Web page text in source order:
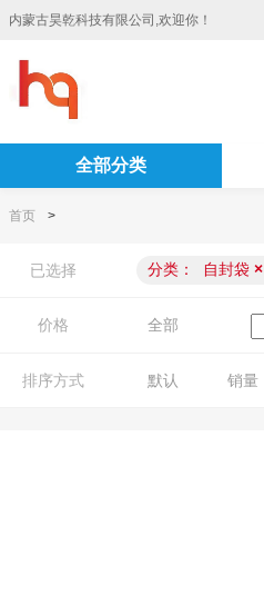
内蒙古昊乾科技有限公司,欢迎你！
全部分类
首页 >
已选择 分类： 自封袋 ×
价格 全部
排序方式 默认 销量